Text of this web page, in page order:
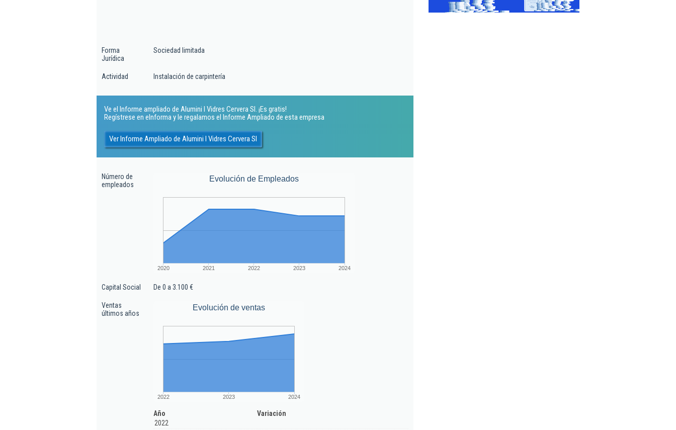
Forma
Jurídica
Sociedad limitada
Actividad Instalación de carpintería
Ve el Informe ampliado de Alumini I Vidres Cervera Sl. ¡Es gratis!
Regístrese en eInforma y le regalamos el Informe Ampliado de esta empresa
Ver Informe Ampliado de Alumini I Vidres Cervera Sl
Número de
empleados
Evolución de Empleados
2020 2021 2022 2023 2024
Capital Social De 0 a 3.100 €
Ventas
últimos años
Evolución de ventas
2022 2023 2024
Año
Variación
2022